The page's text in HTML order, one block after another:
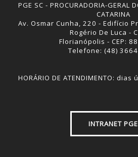
PGE SC - PROCURADORIA-GERAL
CATARINA
Av. Osmar Cunha, 220 - Edifício
Rogério De Luca -
Florianópolis - CEP:
Telefone: (48)
HORÁRIO DE ATENDIMENTO:
INTRANET PGE